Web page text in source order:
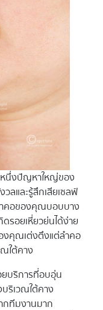
หนึ่งปัญหาใหญ่ของ
ลและรู้สึกเสียเซลฟ์
คอของคุณบอบบาง
รอยเหี่ยวย่นได้ง่าย
งคุณเต่งตึงแต่ลำคอ
ใต้คาง
บริการที่อบอุ่น
ริเวณใต้คาง
กทีมงานมาก